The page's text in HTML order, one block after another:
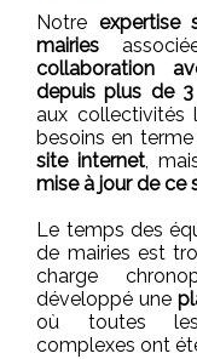
Notre expertise
mairies
collaboration
depuis plus de 3
aux collectivités
besoins en
site internet,
mise à jour de ce
Le temps des
de mairies est
charge
développé une
où toutes les
complexes ont